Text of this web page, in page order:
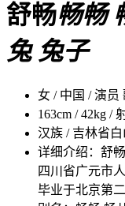
舒畅畅畅
兔 兔子
女 / 中国 / 演员
163cm / 42kg /
汉族 / 吉林省白
详细介绍： 舒
四川省广元市
毕业于北京第